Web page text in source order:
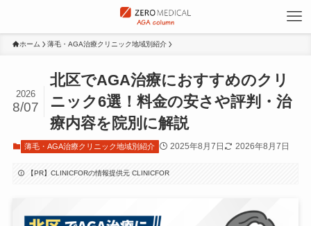
ホーム 薄毛・AGA治療クリニック地域別紹介
北区でAGA治療におすすめのクリ
ニック6選！料金の安さや評判・治
療内容を院別に解説
2026
8/07
薄毛・AGA治療クリニック地域別紹介 2025年8月7日 2026年8月7日
【PR】CLINICFORの情報提供元 CLINICFOR